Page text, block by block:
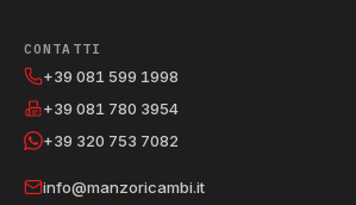
CONTATTI
+39 081 599 1998
+39 081 780 3954
+39 320 753 7082
info@manzoricambi.it